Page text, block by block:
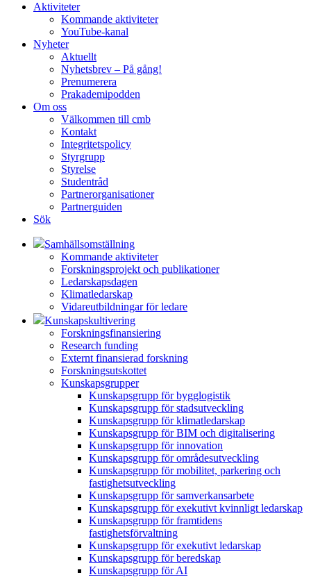
Aktiviteter
Kommande aktiviteter
YouTube-kanal
Nyheter
Aktuellt
Nyhetsbrev – På gång!
Prenumerera
Prakademipodden
Om oss
Välkommen till cmb
Kontakt
Integritetspolicy
Styrgrupp
Styrelse
Studentråd
Partnerorganisationer
Partnerguiden
Sök
Samhällsomställning
Kommande aktiviteter
Forskningsprojekt och publikationer
Ledarskapsdagen
Klimatledarskap
Vidareutbildningar för ledare
Kunskapskultivering
Forskningsfinansiering
Research funding
Externt finansierad forskning
Forskningsutskottet
Kunskapsgrupper
Kunskapsgrupp för bygglogistik
Kunskapsgrupp för stadsutveckling
Kunskapsgrupp för klimatledarskap
Kunskapsgrupp för BIM och digitalisering
Kunskapsgrupp för innovation
Kunskapsgrupp för områdesutveckling
Kunskapsgrupp för mobilitet, parkering och
fastighetsutveckling
Kunskapsgrupp för samverkansarbete
Kunskapsgrupp för exekutivt kvinnligt ledarskap
Kunskapsgrupp för framtidens
fastighetsförvaltning
Kunskapsgrupp för exekutivt ledarskap
Kunskapsgrupp för beredskap
Kunskapsgrupp för AI